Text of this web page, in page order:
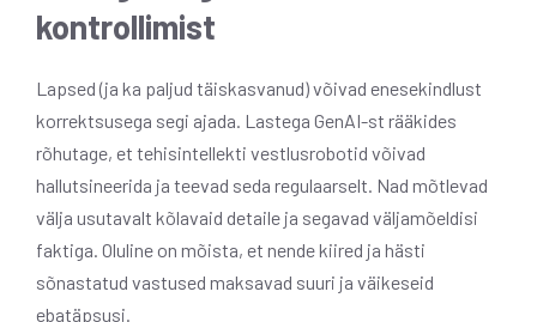
kontrollimist
Lapsed (ja ka paljud täiskasvanud) võivad enesekindlust
korrektsusega segi ajada. Lastega GenAI-st rääkides
rõhutage, et tehisintellekti vestlusrobotid võivad
hallutsineerida ja teevad seda regulaarselt. Nad mõtlevad
välja usutavalt kõlavaid detaile ja segavad väljamõeldisi
faktiga. Oluline on mõista, et nende kiired ja hästi
sõnastatud vastused maksavad suuri ja väikeseid
ebatäpsusi.